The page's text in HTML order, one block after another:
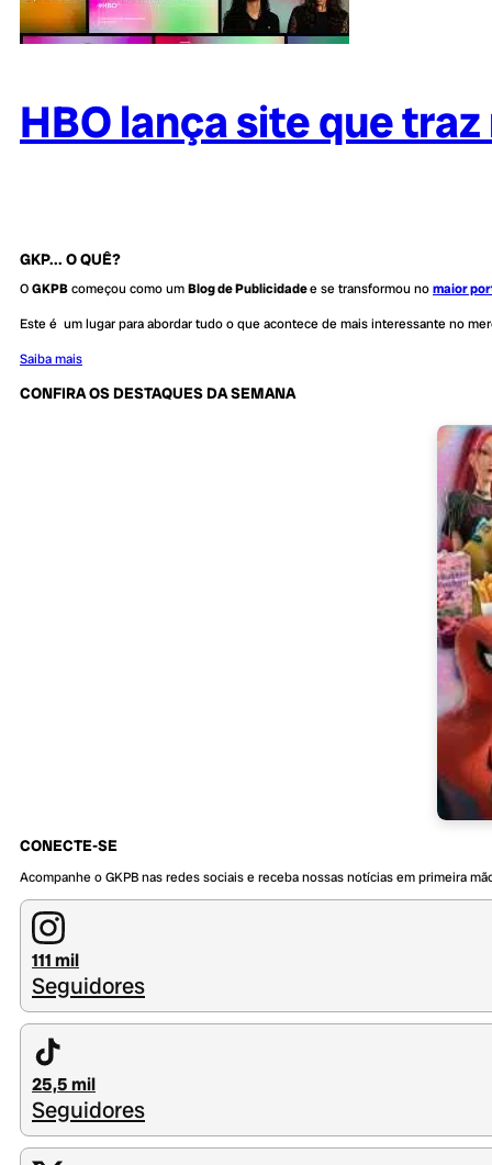
HBO lança site que
GKP... O QUÊ?
OGKPBcomeçou como umBlog de Publicidadee se transformou nomaior
Este é um lugar para abordar tudo o que acontece de mais interessante no
Saiba mais
CONFIRA OS DESTAQUES DA SEMANA
CONECTE-SE
Acompanhe o GKPB nas redes sociais e receba nossas notícias em primeira
111 mil
Seguidores
25,5 mil
Seguidores